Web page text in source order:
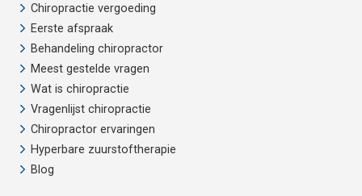
Chiropractie vergoeding
Eerste afspraak
Behandeling chiropractor
Meest gestelde vragen
Wat is chiropractie
Vragenlijst chiropractie
Chiropractor ervaringen
Hyperbare zuurstoftherapie
Blog